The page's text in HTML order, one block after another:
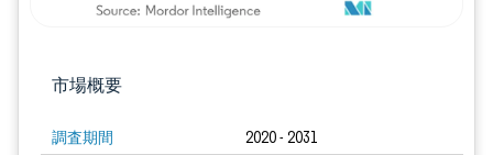
市場概要
調査期間 2020 - 2031